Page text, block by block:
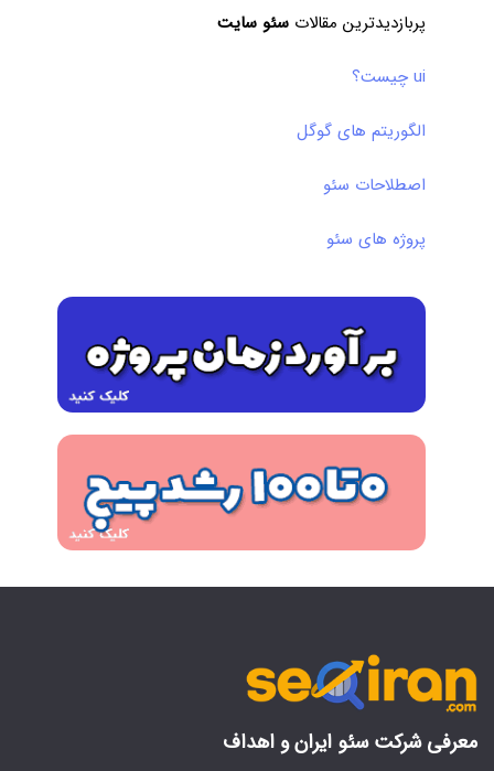
پربازدیدترین مقالات سئو سایت
ui چیست؟
الگوریتم های گوگل
اصطلاحات سئو
پروژه های سئو
معرفی شرکت سئو ایران و اهداف